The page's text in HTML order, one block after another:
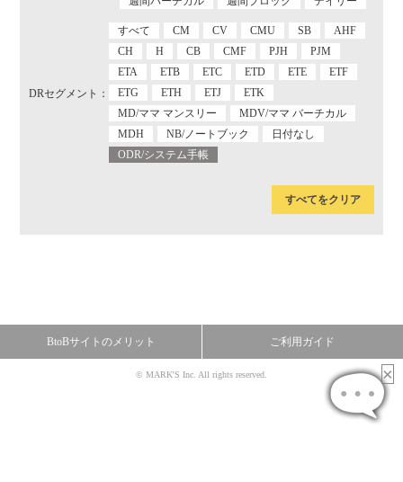
DRセグメント：
すべて CM CV CMU SB
AHF
CH
H CB CMF PJH
PJM
ETA
ETB ETC ETD ETE
ETF
ETG
ETH ETJ
ETK
MD/ママ マンスリー
MDV/ママ バーチカル
MDH
NB/ノートブック
日付なし
ODR/システム手帳
すべてをクリア
BtoBサイトのメリット ご利用ガイド
© MARK'S Inc. All rights reserved.